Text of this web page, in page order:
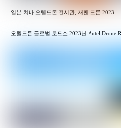
일본 치바 오텔드론 전시관, 재팬 드론 2023
오텔드론 글로벌 로드쇼 2023년 Autel Drone